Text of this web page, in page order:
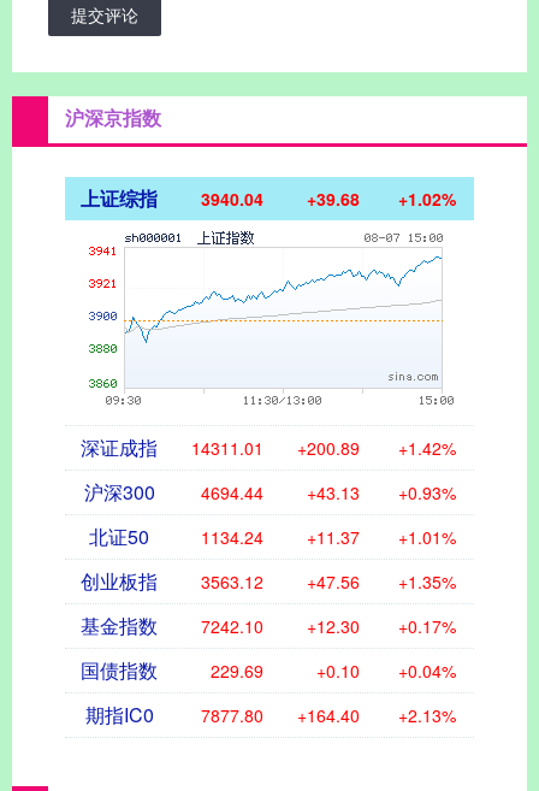
提交评论
沪深京指数
上证综指 3940.04 +39.68 +1.02%
深证成指 14311.01 +200.89 +1.42%
沪深300 4694.44 +43.13 +0.93%
北证50 1134.24 +11.37 +1.01%
创业板指 3563.12 +47.56 +1.35%
基金指数 7242.10 +12.30 +0.17%
国债指数 229.69 +0.10 +0.04%
期指IC0 7877.80 +164.40 +2.13%